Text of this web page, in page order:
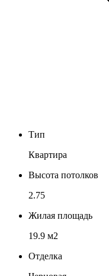
Тип
Квартира
Высота потолков
2.75
Жилая площадь
19.9 м2
Отделка